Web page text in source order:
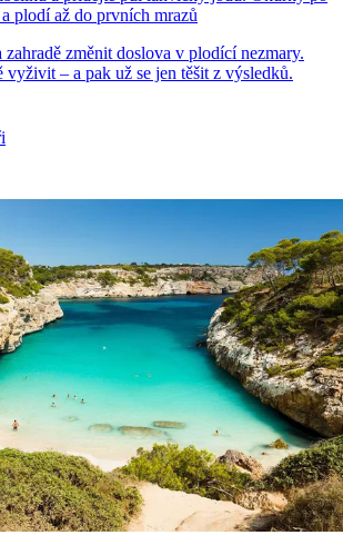
plodí až do prvních mrazů
změnit doslova v plodící nezmary.
vyživit – a pak už se jen těšit z výsledků.